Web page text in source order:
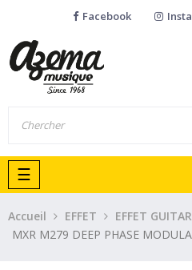
Facebook
Basculer
la
navigation
☰
Accueil EFFET
EFFET
MXR M279 DEEP PHASE